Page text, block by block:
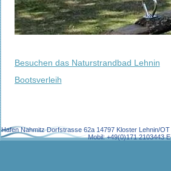
Besuchen das Naturstrandbad Lehnin
Bootsverleih
Hafen Nahmitz Dorfstrasse 62a 14797 Kloster Lehnin/
Mobil: +49(0)171 2103443